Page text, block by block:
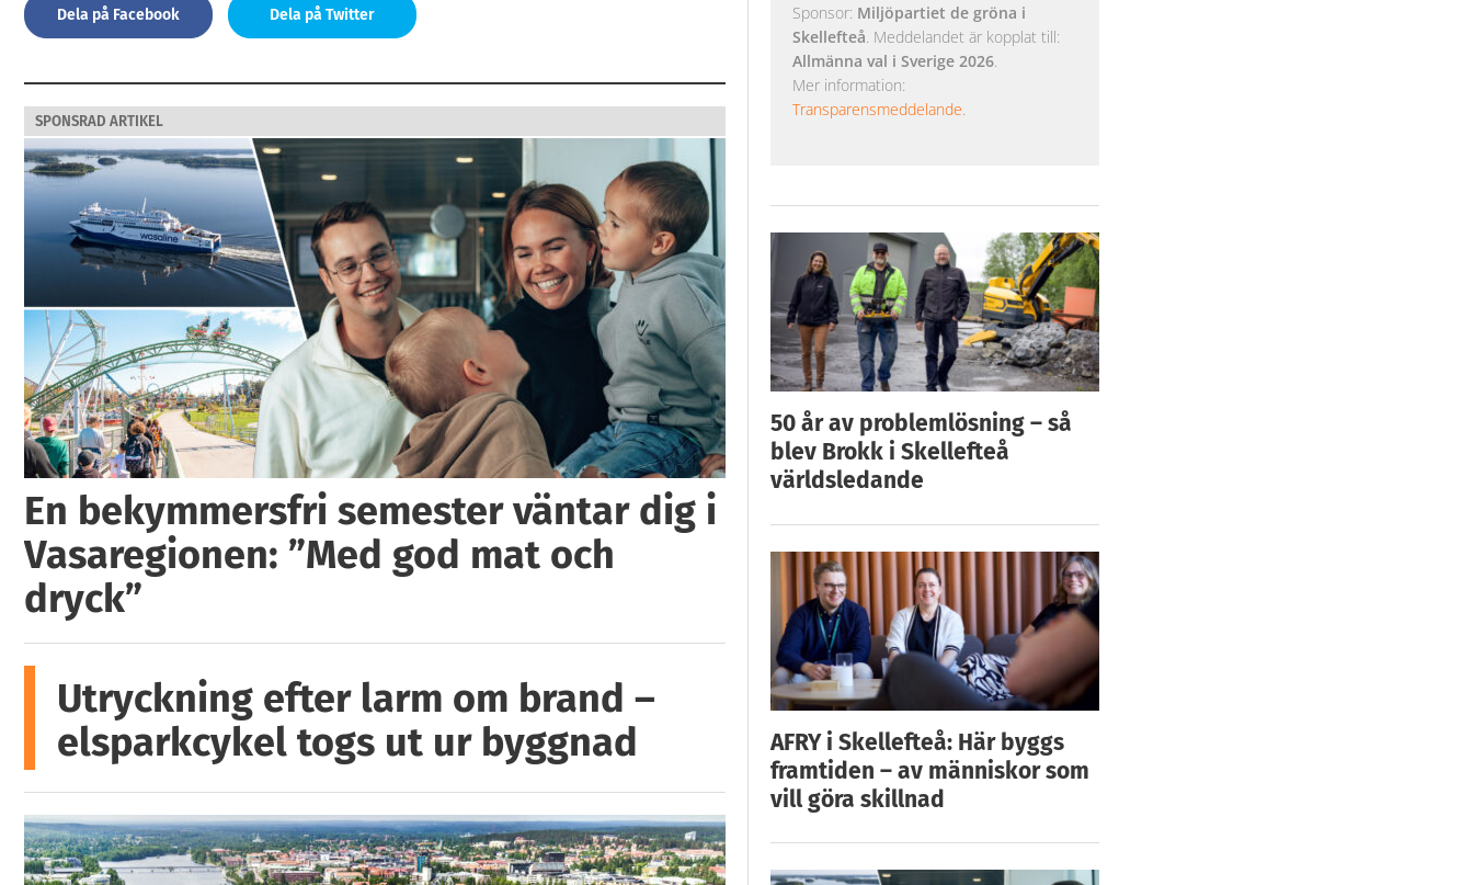
Dela på Facebook Dela på Twitter
SPONSRAD ARTIKEL
En bekymmersfri semester väntar dig i
Vasaregionen: ”Med god mat och
dryck”
Utryckning efter larm om brand –
elsparkcykel togs ut ur byggnad
Sponsor: Miljöpartiet de gröna i
Skellefteå. Meddelandet är kopplat till:
Allmänna val i Sverige 2026.
Mer information:
Transparensmeddelande.
50 år av problemlösning – så
blev Brokk i Skellefteå
världsledande
AFRY i Skellefteå: Här byggs
framtiden – av människor som
vill göra skillnad